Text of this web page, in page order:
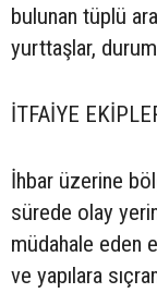
bulunan tüplü
yurttaşlar,
İTFAİYE
İhbar üzerine
sürede olay
müdahale eden
ve yapılara